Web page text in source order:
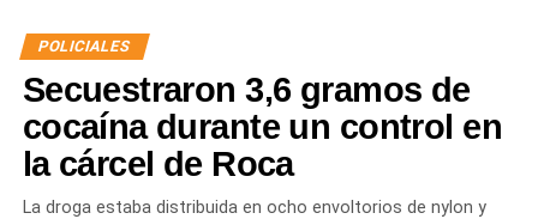
POLICIALES
Secuestraron 3,6 gramos de
cocaína durante un control en
la cárcel de Roca
La droga estaba distribuida en ocho envoltorios de nylon y